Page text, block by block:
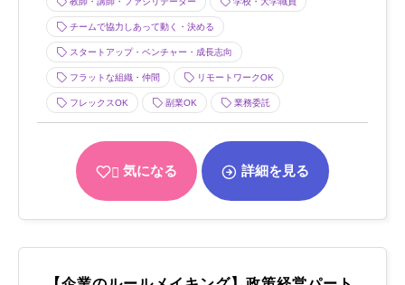
チームで協力しあって動く・決める
スタートアップ・ベンチャー・成長志向
フラットな組織・仲間 リモートワークOK
フレックスOK 副業OK 業務委託
気になる 詳細を見る